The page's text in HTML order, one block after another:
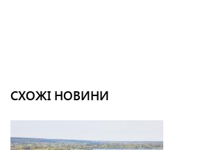
СХОЖІ НОВИНИ